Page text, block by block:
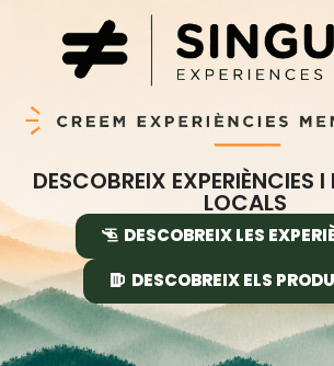
DESCOBREIX EXPERIÈNCIES
LOCALS
DESCOBREIX LES
DESCOBREIX ELS